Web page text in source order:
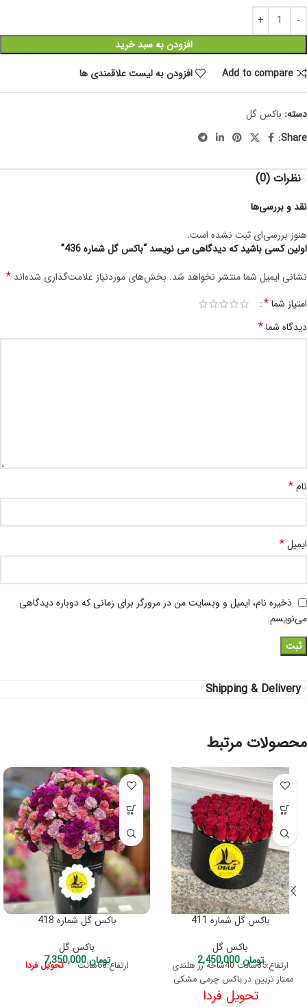
افزودن به سبد خرید
Add to compare
افزودن به لیست علاقمندی ها
دسته: باکس گل
Share:
نظرات (0)
نقد و بررسی‌ها
هنوز بررسی‌ای ثبت نشده است.
اولین کسی باشید که دیدگاهی می نویسد “باکس گل شماره 436”
نشانی ایمیل شما منتشر نخواهد شد. بخش‌های موردنیاز علامت‌گذاری شده‌اند *
امتیاز شما*
دیدگاه شما*
نام*
ایمیل*
ذخیره نام، ایمیل و وبسایت من در مرورگر برای زمانی که دوباره دیدگاهی
می‌نویسم.
Shipping & Delivery
محصولات مرتبط
باکس گل شماره 411
باکس گل
تومان2,450,000
ارتفاع:35سانت 40شاخه رز هلندی
ممتاز تزیین در باکس چرمی مشکی
تحویل فردا
باکس گل شماره 418
باکس گل
تومان7,350,000 ارتفاع:60سانت تحویل فردا